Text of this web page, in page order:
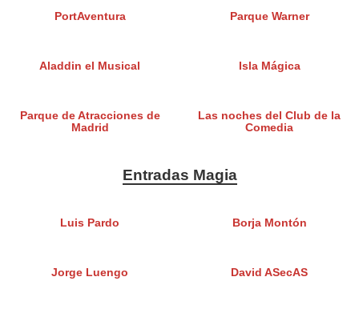
PortAventura Parque Warner
Aladdin el Musical Isla Mágica
Parque de Atracciones de
Madrid
Las noches del Club de la
Comedia
Entradas Magia
Luis Pardo Borja Montón
Jorge Luengo David ASecAS